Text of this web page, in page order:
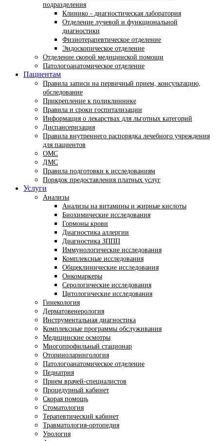
подразделения
Клинико - диагностическая лаборатория
Отделение лучевой и функциональной
диагностики
Физиотерапевтическое отделение
Эндоскопическое отделение
Отделение скорой медицинской помощи
Патологоанатомическое отделение
Пациентам
Правила записи на первичный прием, консультацию,
обследование
Прикрепление к поликлиннике
Правила и сроки госпитализации
Информация о лекарствах для льготных категорий
Диспансеризация
Правила внутреннего распорядка лечебного учреждения
для пациентов
ОМС
ДМС
Правила подготовки к исследованиям
Порядок предоставления платных услуг
Услуги
Анализы
Анализы на витамины и жирные кислоты
Биохимические исследования
Гормоны крови
Диагностика аллергии
Диагностика ЗППП
Иммунологические исследования
Комплексные исследования
Общеклинические исследования
Онкомаркеры
Серологические исследования
Цитологические исследования
Гинекология
Дерматовенерология
Инструментальная диагностика
Комплексные программы обслуживания
Медицинские осмотры
Многопрофильный стационар
Оториноларингология
Патологоанатомическое отделение
Педиатрия
Прием врачей-специалистов
Процедурный кабинет
Скорая помощь
Стоматология
Терапевтический кабинет
Травматология-ортопедия
Урология